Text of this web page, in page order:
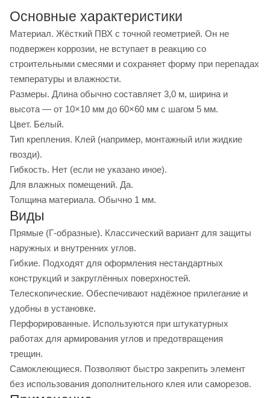
Основные характеристики
Материал. Жёсткий ПВХ с точной геометрией. Он не
подвержен коррозии, не вступает в реакцию со
строительными смесями и сохраняет форму при перепадах
температуры и влажности.
Размеры. Длина обычно составляет 3,0 м, ширина и
высота — от 10×10 мм до 60×60 мм с шагом 5 мм.
Цвет. Белый.
Тип крепления. Клей (например, монтажный или жидкие
гвозди).
Гибкость. Нет (если не указано иное).
Для влажных помещений. Да.
Толщина материала. Обычно 1 мм.
Виды
Прямые (Г-образные). Классический вариант для защиты
наружных и внутренних углов.
Гибкие. Подходят для оформления нестандартных
конструкций и закруглённых поверхностей.
Телескопические. Обеспечивают надёжное прилегание и
удобны в установке.
Перфорированные. Используются при штукатурных
работах для армирования углов и предотвращения
трещин.
Самоклеющиеся. Позволяют быстро закрепить элемент
без использования дополнительного клея или саморезов.